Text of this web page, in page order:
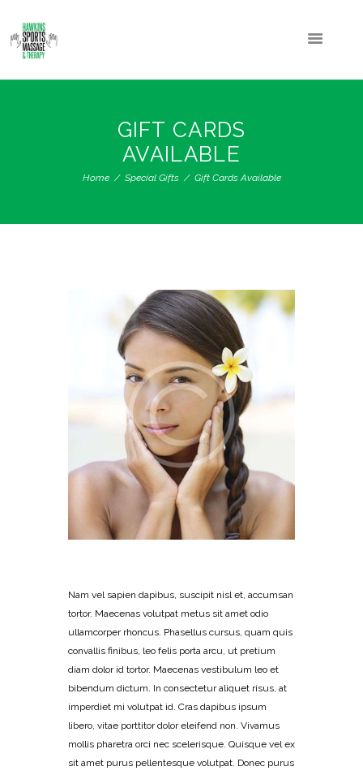
GIFT CARDS
AVAILABLE
Home Special Gifts Gift Cards Available
Nam vel sapien dapibus, suscipit nisl et, accumsan
tortor. Maecenas volutpat metus sit amet odio
ullamcorper rhoncus. Phasellus cursus, quam quis
convallis finibus, leo felis porta arcu, ut pretium
diam dolor id tortor. Maecenas vestibulum leo et
bibendum dictum. In consectetur aliquet risus, at
imperdiet mi volutpat id. Cras dapibus ipsum
libero, vitae porttitor dolor eleifend non. Vivamus
mollis pharetra orci nec scelerisque. Quisque vel ex
sit amet purus pellentesque volutpat. Donec purus